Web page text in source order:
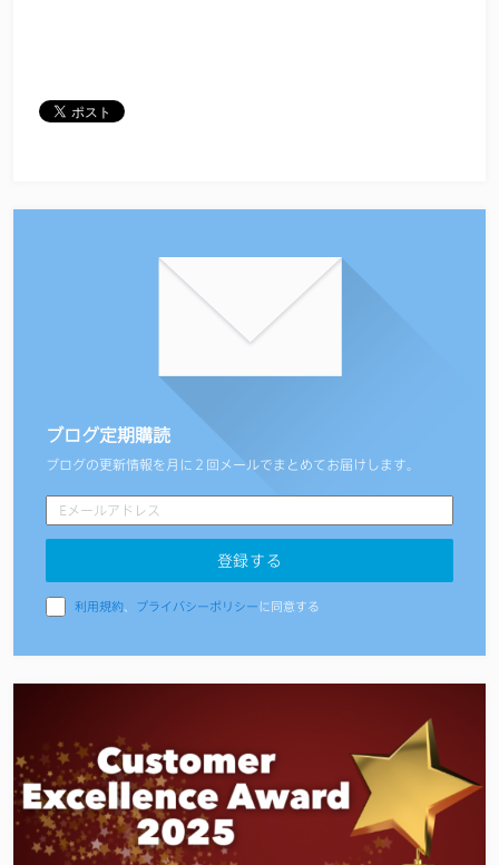
ブログ定期購読
ブログの更新情報を月に２回メールでまとめてお届けします。
利用規約、 プライバシーポリシーに同意する